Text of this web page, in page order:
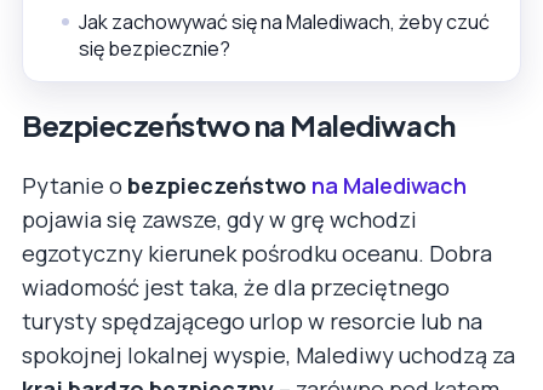
Jak zachowywać się na Malediwach, żeby czuć
się bezpiecznie?
Bezpieczeństwo na Malediwach
Pytanie o bezpieczeństwo na Malediwach
pojawia się zawsze, gdy w grę wchodzi
egzotyczny kierunek pośrodku oceanu. Dobra
wiadomość jest taka, że dla przeciętnego
turysty spędzającego urlop w resorcie lub na
spokojnej lokalnej wyspie, Malediwy uchodzą za